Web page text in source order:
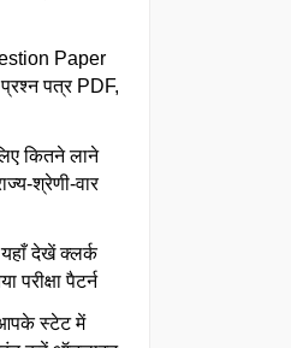
Paper
पत्र PDF,
कितने लाने
श्रेणी-वार
देखें क्लर्क
पैटर्न
स्टेट में